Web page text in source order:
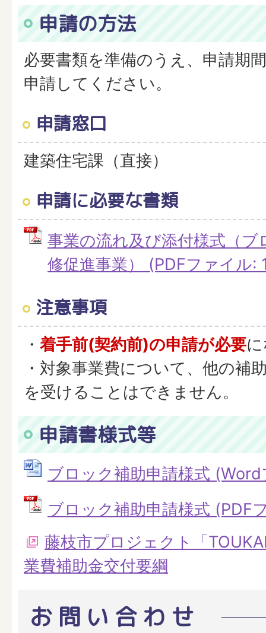
申請の方法
必要書類を準備のうえ、申請期
申請してください。
申請窓口
建築住宅課（直接）
申請に必要な書類
事業の流れ及び添付様式（ブ
修促進事業） (PDFファイル:
注意事項
・ 着手前(契約前)の申請が必要
・対象事業費について、他の補
を受けることはできません。
申請書様式等
ブロック補助申請様式
ブロック補助申請様式 (PDF
藤枝市プロジェクト「
業費補助金交付要綱
お問い合わせ